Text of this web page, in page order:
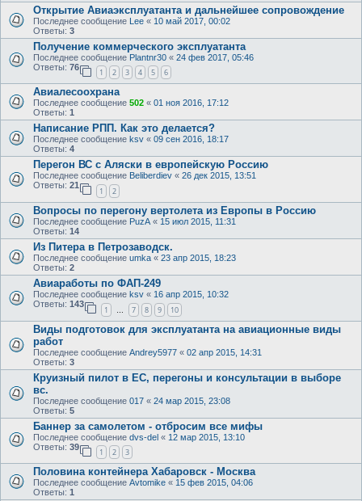
Открытие Авиаэксплуатанта и дальнейшее сопровождение
Последнее сообщение Lee « 10 май 2017, 00:02
Ответы: 3
Получение коммерческого эксплуатанта
Последнее сообщение Plantnr30 « 24 фев 2017, 05:46
Ответы: 76
1 2 3 4 5 6
Авиалесоохрана
Последнее сообщение 502 « 01 ноя 2016, 17:12
Ответы: 1
Написание РПП. Как это делается?
Последнее сообщение ksv « 09 сен 2016, 18:17
Ответы: 4
Перегон ВС с Аляски в европейскую Россию
Последнее сообщение Beliberdiev « 26 дек 2015, 13:51
Ответы: 21
1 2
Вопросы по перегону вертолета из Европы в Россию
Последнее сообщение PuzA « 15 июл 2015, 11:31
Ответы: 14
Из Питера в Петрозаводск.
Последнее сообщение umka « 23 апр 2015, 18:23
Ответы: 2
Авиаработы по ФАП-249
Последнее сообщение ksv « 16 апр 2015, 10:32
Ответы: 143
1 … 7 8 9 10
Виды подготовок для эксплуатанта на авиационные виды
работ
Последнее сообщение Andrey5977 « 02 апр 2015, 14:31
Ответы: 3
Круизный пилот в ЕС, перегоны и консультации в выборе
вс.
Последнее сообщение 017 « 24 мар 2015, 23:08
Ответы: 5
Баннер за самолетом - отбросим все мифы
Последнее сообщение dvs-del « 12 мар 2015, 13:10
Ответы: 39
1 2 3
Половина контейнера Хабаровск - Москва
Последнее сообщение Avtomike « 15 фев 2015, 04:06
Ответы: 1